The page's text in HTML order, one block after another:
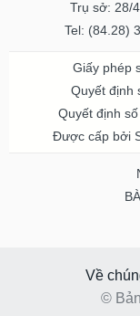
Trụ sở: 28/
Tel: (84.28)
Giấy phép
Quyết định
Quyết định
Được cấp bởi
Về
©